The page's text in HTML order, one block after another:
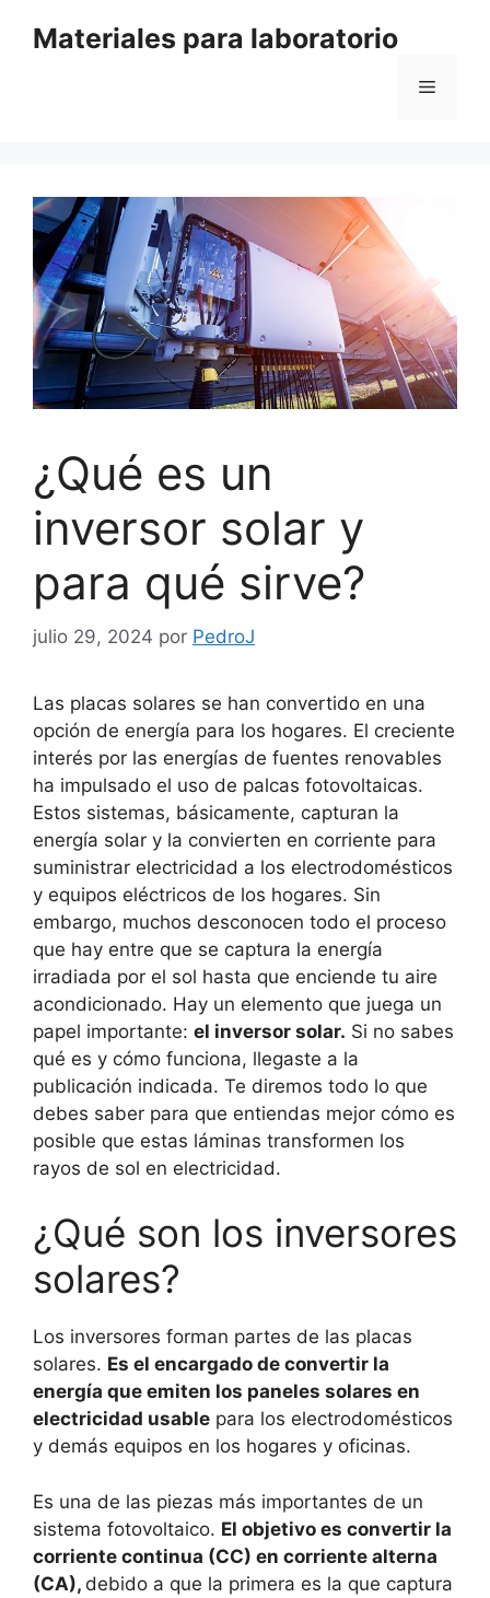
Materiales para laboratorio
Menú
¿Qué es un
inversor solar y
para qué sirve?
julio 29, 2024 por PedroJ
Las placas solares se han convertido en una
opción de energía para los hogares. El creciente
interés por las energías de fuentes renovables
ha impulsado el uso de palcas fotovoltaicas.
Estos sistemas, básicamente, capturan la
energía solar y la convierten en corriente para
suministrar electricidad a los electrodomésticos
y equipos eléctricos de los hogares. Sin
embargo, muchos desconocen todo el proceso
que hay entre que se captura la energía
irradiada por el sol hasta que enciende tu aire
acondicionado. Hay un elemento que juega un
papel importante: el inversor solar. Si no sabes
qué es y cómo funciona, llegaste a la
publicación indicada. Te diremos todo lo que
debes saber para que entiendas mejor cómo es
posible que estas láminas transformen los
rayos de sol en electricidad.
¿Qué son los inversores
solares?
Los inversores forman partes de las placas
solares. Es el encargado de convertir la
energía que emiten los paneles solares en
electricidad usable para los electrodomésticos
y demás equipos en los hogares y oficinas.
Es una de las piezas más importantes de un
sistema fotovoltaico. El objetivo es convertir la
corriente continua (CC) en corriente alterna
(CA), debido a que la primera es la que captura